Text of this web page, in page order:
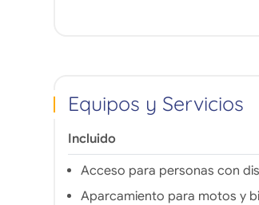
Equipos y Servicios
Incluido
Acceso para personas con
Aparcamiento para motos y